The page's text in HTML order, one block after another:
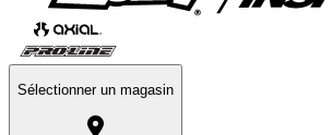
Sélectionner un magasin